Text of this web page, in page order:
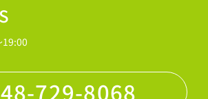
729-8068